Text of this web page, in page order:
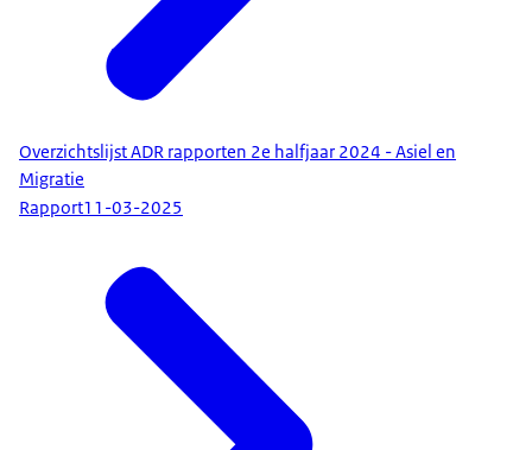
Overzichtslijst ADR rapporten 2e halfjaar 2024 - Asiel en
Migratie
Rapport11-03-2025